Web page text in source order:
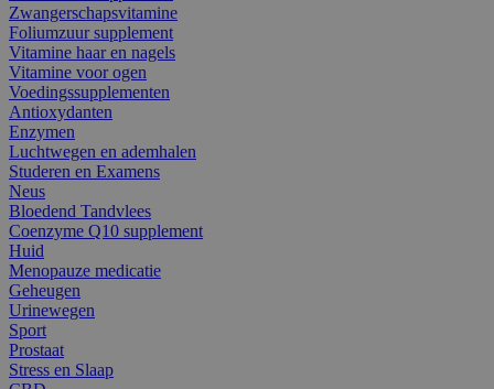
Zwangerschapsvitamine
Foliumzuur supplement
Vitamine haar en nagels
Vitamine voor ogen
Voedingssupplementen
Antioxydanten
Enzymen
Luchtwegen en ademhalen
Studeren en Examens
Neus
Bloedend Tandvlees
Coenzyme Q10 supplement
Huid
Menopauze medicatie
Geheugen
Urinewegen
Sport
Prostaat
Stress en Slaap